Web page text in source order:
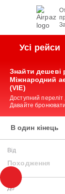
Усі рейси
Знайти дешеві
Міжнародний
(VIE)
Доступний переліт
Давайте
В один кінець
Від
Походження
До